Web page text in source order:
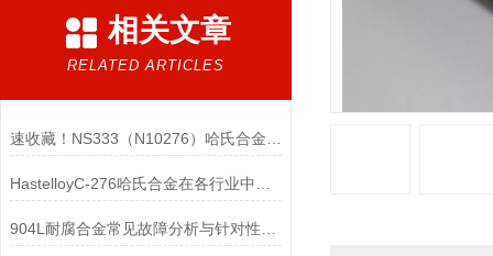
相关文章
RELATED ARTICLES